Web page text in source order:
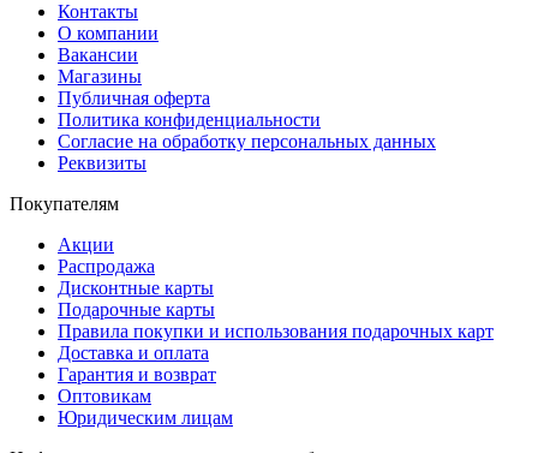
Контакты
О компании
Вакансии
Магазины
Публичная оферта
Политика конфиденциальности
Согласие на обработку персональных данных
Реквизиты
Покупателям
Акции
Распродажа
Дисконтные карты
Подарочные карты
Правила покупки и использования подарочных карт
Доставка и оплата
Гарантия и возврат
Оптовикам
Юридическим лицам